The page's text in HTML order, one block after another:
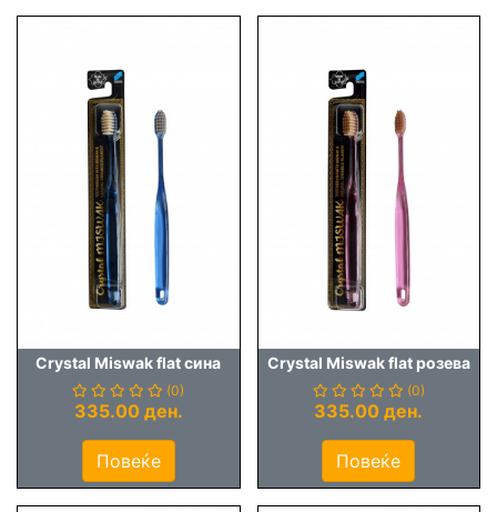
Crystal Miswak flat сина
(0)
335.00 ден.
Повеќе
Crystal Miswak flat розева
(0)
335.00 ден.
Повеќе